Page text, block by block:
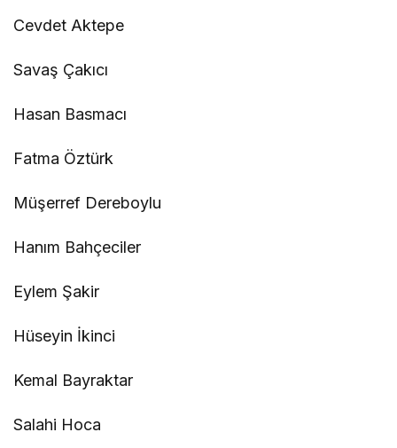
Cevdet Aktepe
Savaş Çakıcı
Hasan Basmacı
Fatma Öztürk
Müşerref Dereboylu
Hanım Bahçeciler
Eylem Şakir
Hüseyin İkinci
Kemal Bayraktar
Salahi Hoca